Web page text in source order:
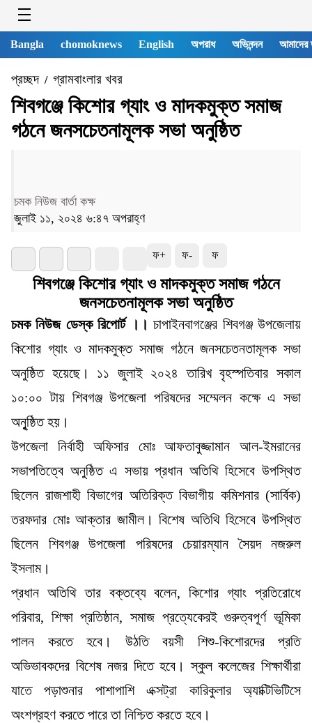
Bangla chomoknews English অপরাধ অভিনন্দন আমাদের
প্রচ্ছদ/ গ্রামবাংলার খবর
শিবগঞ্জে কিশোর গ্যাং ও মাদকমুক্ত সমাজ
গঠনে জনসচেতনামূলক সভা অনুষ্ঠিত
চমক নিউজ বার্তা কক্ষ
জুলাই ১১, ২০২৪ ৬:৪৭ অপরাহ্ণ
ফ+ ফ- ফ
শিবগঞ্জে কিশোর গ্যাং ও মাদকমুক্ত সমাজ গঠনে
জনসচেতনামূলক সভা অনুষ্ঠিত
চমক নিউজ ডেস্ক রিপোর্ট ।।চাপাইনবাগঞ্জের শিবগঞ্জ উপজেলায়
কিশোর গ্যাং ও মাদকমুক্ত সমাজ গঠনে জনসচেতনতামূলক সভা
অনুষ্ঠিত হয়েছে। ১১ জুলাই ২০২৪ তারিখ বৃহস্পতিবার সকাল
১০:০০ টায় শিবগঞ্জ উপজেলা পরিষদের সম্মেলন কক্ষে এ সভা
অনুৃষ্ঠিত হয়।
উপজেলা নির্বাহী অফিসার মোঃ আফতাবুজ্জামান আল-ইমরানের
সভাপতিত্বে অনুষ্ঠিত এ সভায় প্রধান অতিথি হিসেবে উপস্থিত
ছিলেন রাজশাহী বিভাগের অতিরিক্ত বিভাগীয় কমিশনার (সার্বিক)
তরফদার মোঃ আক্তার জামীল। বিশেষ অতিথি হিসেবে উপস্থিত
ছিলেন শিবগঞ্জ উপজেলা পরিষদের চেয়ারম্যান সৈয়দ নজরুল
ইসলাম।
প্রধান অতিথি তার বক্তব্যে বলেন, কিশোর গ্যাং প্রতিরোধে
পরিবার, শিক্ষা প্রতিষ্ঠান, সমাজ প্রত্যেকেরই গুরুত্বপূর্ণ ভূমিকা
পালন করতে হবে। উঠতি বয়সী শিশু-কিশোরদের প্রতি
অভিভাবকদের বিশেষ নজর দিতে হবে। স্কুল কলেজের শিক্ষার্থীরা
যাতে পড়াশুনার পাশাপাশি এক্সট্রা কারিকুলার অ্যাক্টিভিটিসে
অংশগ্রহণ করতে পারে তা নিশ্চিত করতে হবে।